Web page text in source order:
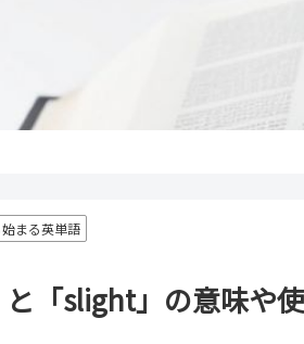
まる英単語
と「slight」の意味や